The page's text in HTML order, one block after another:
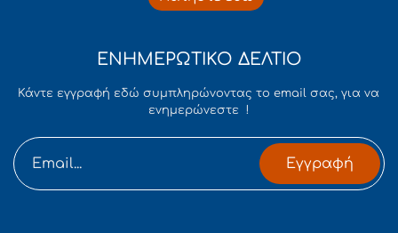
ΕΝΗΜΕΡΩΤΙΚΟ ΔΕΛΤΙΟ
Κάντε εγγραφή εδώ συμπληρώνοντας το email σας, για να
ενημερώνεστε !
Εγγραφή